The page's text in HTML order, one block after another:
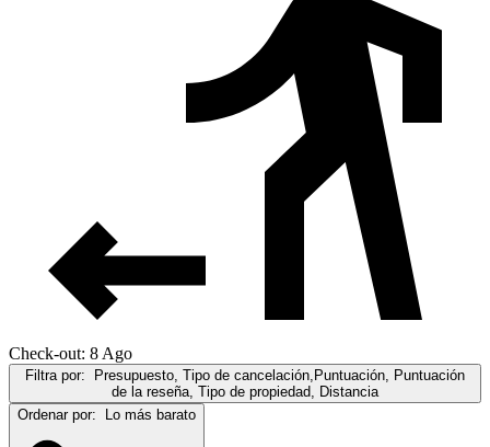
Check-out: 8 Ago
Filtra por:
Presupuesto, Tipo de cancelación,Puntuación, Puntuación
de la reseña, Tipo de propiedad, Distancia
Ordenar por:
Lo más barato